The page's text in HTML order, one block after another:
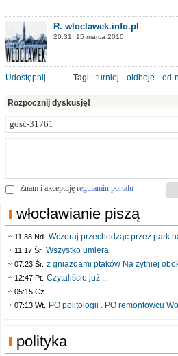
R. wloclawek.info.pl
20:31, 15 marca 2010
Udostępnij Tagi: turniej oldboje od-
Rozpocznij dyskusję!
Znam i akceptuję regulamin portalu
włocławianie piszą
11:38 Nd. Wczoraj przechodząc przez park
11:17 Śr. Wszystko umiera
07:23 Śr. z gniazdami ptaków Na żytniej
12:47 Pt. Czytaliście już :..
05:15 Cz. ..
07:13 Wt. PO politologii . PO remontowcu
polityka